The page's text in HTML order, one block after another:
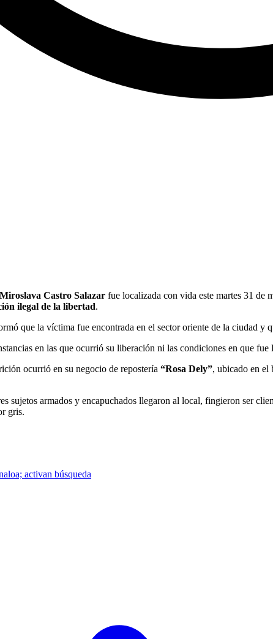
Castro Salazar fue localizada con vida este martes 31 de
ilegal de la libertad.
que la víctima fue encontrada en el sector oriente de la ciudad y
en las que ocurrió su liberación ni las condiciones en que fue
ocurrió en su negocio de repostería “Rosa Dely”, ubicado en el
sujetos armados y encapuchados llegaron al local, fingieron ser
gris.
activan búsqueda